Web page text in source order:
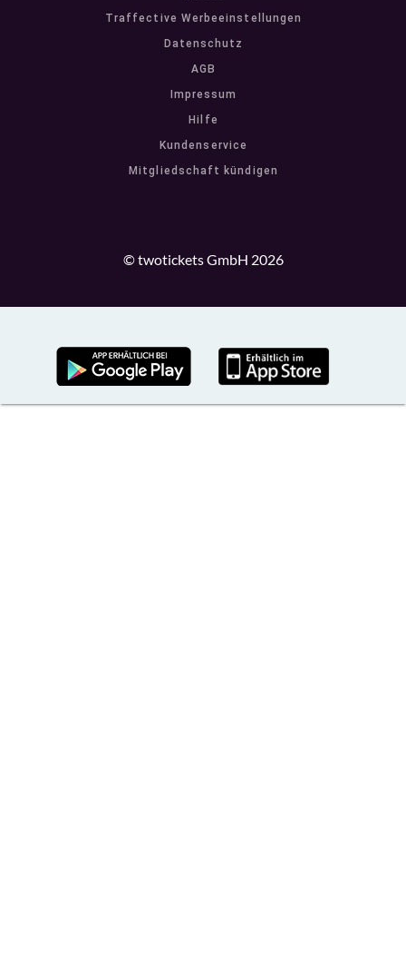
Traffective Werbeeinstellungen
Datenschutz
AGB
Impressum
Hilfe
Kundenservice
Mitgliedschaft kündigen
© twotickets GmbH 2026